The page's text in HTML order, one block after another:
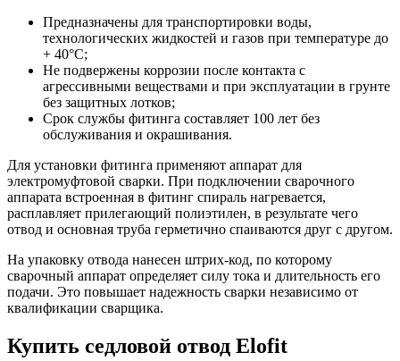
Предназначены для транспортировки воды,
технологических жидкостей и газов при температуре до
+ 40°С;
Не подвержены коррозии после контакта с
агрессивными веществами и при эксплуатации в грунте
без защитных лотков;
Срок службы фитинга составляет 100 лет без
обслуживания и окрашивания.
Для установки фитинга применяют аппарат для
электромуфтовой сварки. При подключении сварочного
аппарата встроенная в фитинг спираль нагревается,
расплавляет прилегающий полиэтилен, в результате чего
отвод и основная труба герметично спаиваются друг с другом.
На упаковку отвода нанесен штрих-код, по которому
сварочный аппарат определяет силу тока и длительность его
подачи. Это повышает надежность сварки независимо от
квалификации сварщика.
Купить седловой отвод Elofit